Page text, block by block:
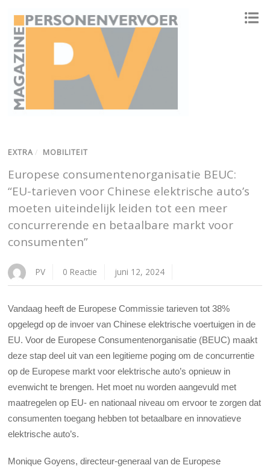
EXTRA / MOBILITEIT
Europese consumentenorganisatie BEUC:
“EU-tarieven voor Chinese elektrische auto’s
moeten uiteindelijk leiden tot een meer
concurrerende en betaalbare markt voor
consumenten”
PV 0 Reactie juni 12, 2024
Vandaag heeft de Europese Commissie tarieven tot 38%
opgelegd op de invoer van Chinese elektrische voertuigen in de
EU. Voor de Europese Consumentenorganisatie (BEUC) maakt
deze stap deel uit van een legitieme poging om de concurrentie
op de Europese markt voor elektrische auto’s opnieuw in
evenwicht te brengen. Het moet nu worden aangevuld met
maatregelen op EU- en nationaal niveau om ervoor te zorgen dat
consumenten toegang hebben tot betaalbare en innovatieve
elektrische auto’s.
Monique Goyens, directeur-generaal van de Europese